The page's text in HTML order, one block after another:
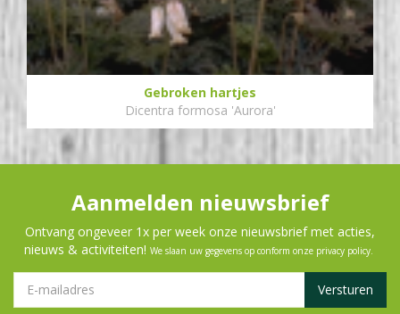
Gebroken hartjes
Dicentra formosa 'Aurora'
Aanmelden nieuwsbrief
Ontvang ongeveer 1x per week onze nieuwsbrief met acties,
nieuws & activiteiten! We slaan uw gegevens op conform onze privacy policy.